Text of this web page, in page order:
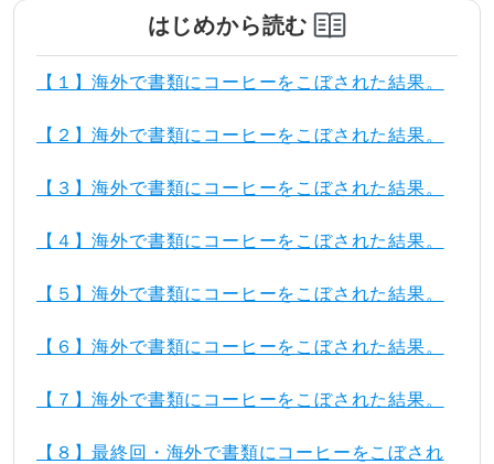
はじめから読む
【１】海外で書類にコーヒーをこぼされた結果。
【２】海外で書類にコーヒーをこぼされた結果。
【３】海外で書類にコーヒーをこぼされた結果。
【４】海外で書類にコーヒーをこぼされた結果。
【５】海外で書類にコーヒーをこぼされた結果。
【６】海外で書類にコーヒーをこぼされた結果。
【７】海外で書類にコーヒーをこぼされた結果。
【８】最終回・海外で書類にコーヒーをこぼされ